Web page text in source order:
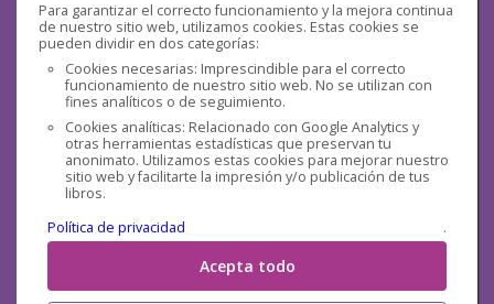
Para garantizar el correcto funcionamiento y la mejora continua
de nuestro sitio web, utilizamos cookies. Estas cookies se
pueden dividir en dos categorías:
Cookies necesarias: Imprescindible para el correcto
funcionamiento de nuestro sitio web. No se utilizan con
fines analíticos o de seguimiento.
Cookies analíticas: Relacionado con Google Analytics y
otras herramientas estadísticas que preservan tu
anonimato. Utilizamos estas cookies para mejorar nuestro
sitio web y facilitarte la impresión y/o publicación de tus
libros.
Política de privacidad
.
Acepta todo
Seguridad
Redes sociales